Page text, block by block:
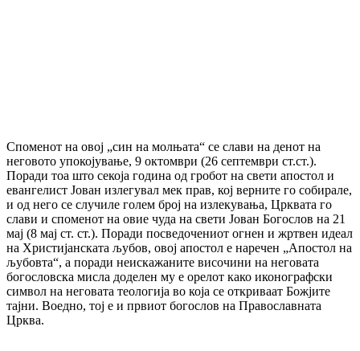
Споменот на овој „син на молњата“ се слави на денот на
неговото упокојување, 9 октомври (26 септември ст.ст.).
Поради тоа што секоја година од гробот на свети апостол и
евангелист Јован излегувал мек прав, кој верните го собирале,
и од него се случиле голем број на излекувања, Црквата го
слави и споменот на овие чуда на свети Јован Богослов на 21
мај (8 мај ст. ст.). Поради посведочениот огнен и жртвен идеал
на Христијанската љубов, овој апостол е наречен „Апостол на
љубовта“, а поради неискажаните височини на неговата
богословска мисла доделен му е орелот како иконографски
символ на неговата теологија во која се откриваат Божјите
тајни. Воедно, тој е и првиот богослов на Православната
Црква.